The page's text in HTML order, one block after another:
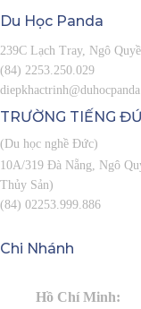
Du Học Panda
239C Lạch Tray, Ngô
(84) 2253.250.029
TRƯỜNG TIẾNG
(Du học nghề Đức)
10A/319 Đà Nẵng, Ngô
Thủy Sản)
(84) 02253.999.886
Chi Nhánh
Hồ Chí Minh: